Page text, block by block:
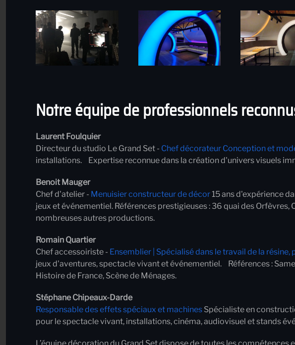
Notre équipe de professionnels
Laurent Foulquier
Directeur du studio Le Grand Set - Chef décorateur Conception et
installations. Expertise reconnue dans la création d'univers visuels
Benoit Mauger
Chef d'atelier - Menuisier constructeur de décor 15 ans d'expérience
jeux et événementiel. Références prestigieuses : 36 quai des
nombreuses autres productions.
Romain Quartier
Chef accessoiriste - Ensemblier | Spécialisé dans le travail de la résine,
jeux d'aventures, spectacle vivant et événementiel. Références :
Histoire de France, Scène de Ménages.
Stéphane Chipeaux-Darde
Responsable des effets spéciaux et machines Spécialiste en
pour le spectacle vivant, installations, cinéma, audiovisuel et stands
L’équipe décoration du Grand Set dispose de toutes les